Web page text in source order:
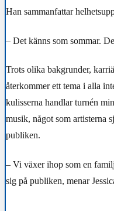
Han sammanfattar
– Det känns som sommar.
Trots olika bakgrunder,
återkommer ett tema i alla
kulisserna handlar turnén
musik, något som artisterna
publiken.
– Vi växer ihop som en
sig på publiken, menar